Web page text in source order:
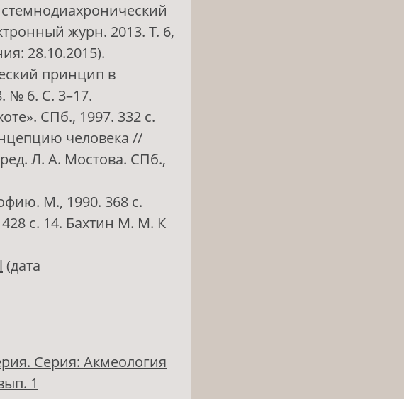
журн. 2013. Т. 6,
28.10.2015).
принцип в
№ 6. С. 3–17.
СПб., 1997. 332 с.
человека //
Л. А. Мостова. СПб.,
М., 1990. 368 с.
с. 14. Бахтин М. М. К
(дата
Серия: Акмеология
1